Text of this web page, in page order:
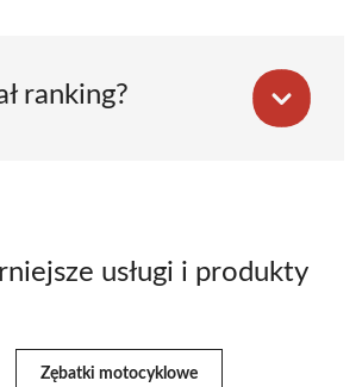
ranking?
usługi i produkty
Zębatki motocyklowe